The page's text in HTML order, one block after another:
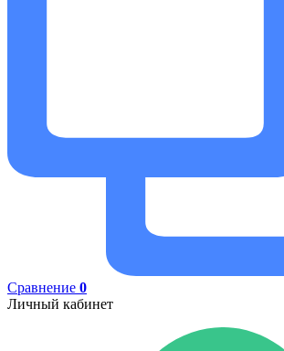
Сравнение 0
Личный кабинет